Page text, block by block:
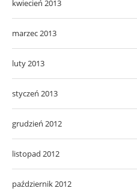
kwiecień 2013
marzec 2013
luty 2013
styczeń 2013
grudzień 2012
listopad 2012
październik 2012